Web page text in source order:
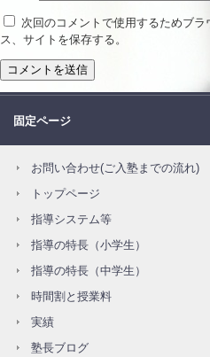
次回のコメントで使用するためブ
ス、サイトを保存する。
固定ページ
お問い合わせ(ご入塾までの流れ)
トップページ
指導システム等
指導の特長（小学生）
指導の特長（中学生）
時間割と授業料
実績
塾長ブログ